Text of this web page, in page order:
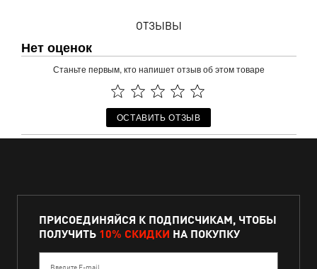
ОТЗЫВЫ
Нет оценок
Станьте первым, кто напишет отзыв об этом товаре
ОСТАВИТЬ ОТЗЫВ
ПРИСОЕДИНЯЙСЯ К ПОДПИСЧИКАМ, ЧТОБЫ
ПОЛУЧИТЬ 10% СКИДКИ НА ПОКУПКУ
Введите E-mail